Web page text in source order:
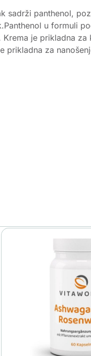
panthenol,
u formuli
je prikladna
za